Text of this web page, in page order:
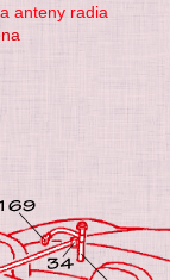
anteny radia